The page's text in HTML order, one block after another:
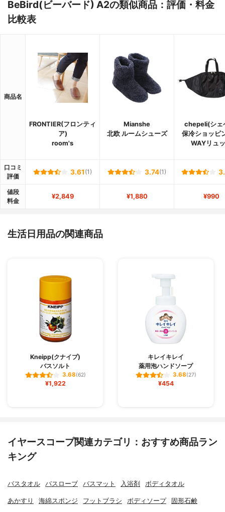
BeBird(ビーバード) A2の類似商品：評価・料金
比較表
商品名
FRONTIER(フロンティ
ア)
room's
Mianshe
北欧 ルームシューズ
chepeli(シェ
保冷ショッピ
WAYリュ
口コミ
評価
3.61 (1) 3.74(1)
値段
料金
¥2,849 ¥1,880 ¥990
生活日用品の関連商品
Kneipp(クナイプ)
バスソルト
3.68(62)
¥1,922
キレイキレイ
薬用泡ハンドソープ
3.68(27)
¥454
イヤースコープ関連カテゴリ：おすすめ商品ラン
キング
バスタオル バスローブ バスマット 入浴剤 ボディタオル
あかすり 海綿スポンジ フットブラシ ボディソープ 固形石鹸